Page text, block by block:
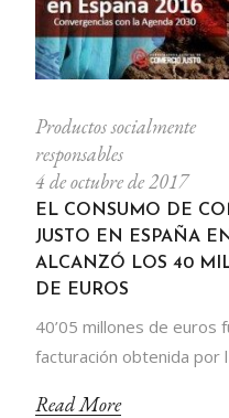
Productos socialmente
responsables
4 de octubre de 2017
EL CONSUMO DE
JUSTO EN ESPAÑA
ALCANZÓ LOS 40
DE EUROS
40’05 millones de euros
facturación obtenida por l
Read More